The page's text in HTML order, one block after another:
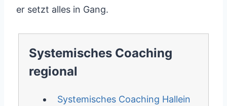
er setzt alles in Gang.
Systemisches Coaching
regional
Systemisches Coaching Hallein